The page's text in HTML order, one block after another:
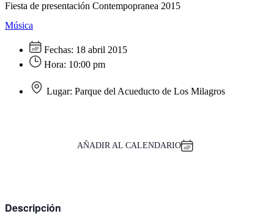
Fiesta de presentación Contempopranea 2015
Música
Fechas: 18 abril 2015
Hora: 10:00 pm
Lugar: Parque del Acueducto de Los Milagros
AÑADIR AL CALENDARIO
Descripción